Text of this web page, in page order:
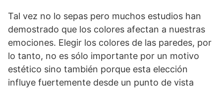
Tal vez no lo sepas pero muchos estudios han
demostrado que los colores afectan a nuestras
emociones. Elegir los colores de las paredes, por
lo tanto, no es sólo importante por un motivo
estético sino también porque esta elección
influye fuertemente desde un punto de vista